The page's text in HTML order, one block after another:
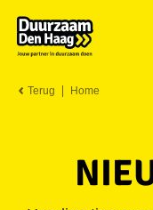
Terug Home